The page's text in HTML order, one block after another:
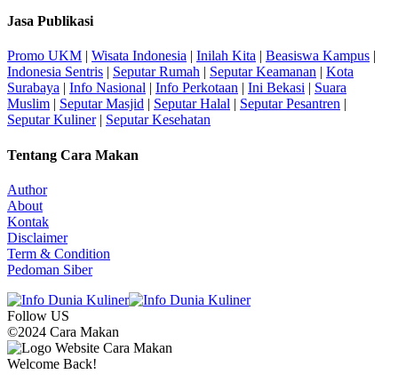
Jasa Publikasi
Promo UKM | Wisata Indonesia | Inilah Kita | Beasiswa Kampus |
Indonesia Sentris | Seputar Rumah | Seputar Keamanan | Kota
Surabaya | Info Nasional | Info Perkotaan | Ini Bekasi | Suara
Muslim | Seputar Masjid | Seputar Halal | Seputar Pesantren |
Seputar Kuliner| Seputar Kesehatan
Tentang Cara Makan
Author
About
Kontak
Disclaimer
Term & Condition
Pedoman Siber
Follow US
©2024 Cara Makan
Welcome Back!